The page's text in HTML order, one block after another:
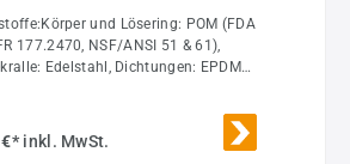
und Lösering: POM (FDA
177.2470, NSF/ANSI 51 & 61),
Edelstahl, Dichtungen: EPDM
bis
0,95 bis 16 bar (Ø
inkl. MwSt.